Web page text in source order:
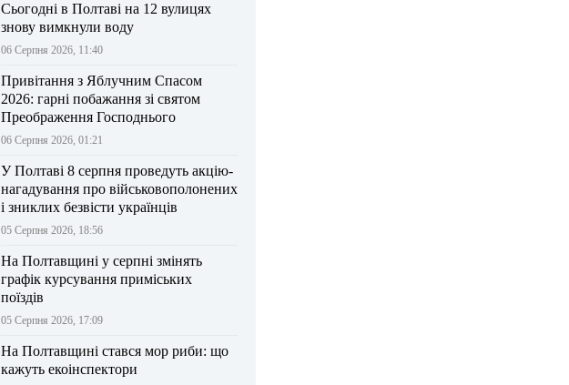
Сьогодні в Полтаві на 12 вулицях
знову вимкнули воду
06 Серпня 2026, 11:40
Привітання з Яблучним Спасом
2026: гарні побажання зі святом
Преображення Господнього
06 Серпня 2026, 01:21
У Полтаві 8 серпня проведуть акцію-
нагадування про військовополонених
і зниклих безвісти українців
05 Серпня 2026, 18:56
На Полтавщині у серпні змінять
графік курсування приміських
поїздів
05 Серпня 2026, 17:09
На Полтавщині стався мор риби: що
кажуть екоінспектори